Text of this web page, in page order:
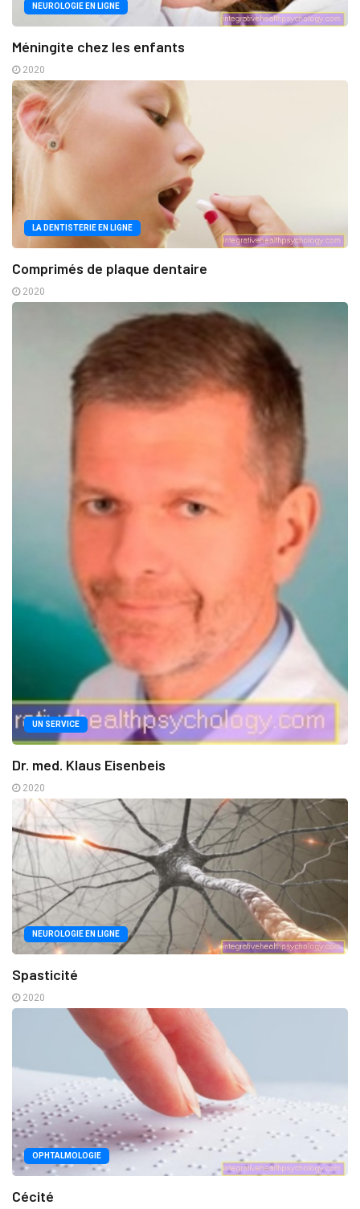
NEUROLOGIE EN LIGNE
Méningite chez les enfants
2020
LA DENTISTERIE EN LIGNE
Comprimés de plaque dentaire
2020
UN SERVICE
Dr. med. Klaus Eisenbeis
2020
NEUROLOGIE EN LIGNE
Spasticité
2020
OPHTALMOLOGIE
Cécité